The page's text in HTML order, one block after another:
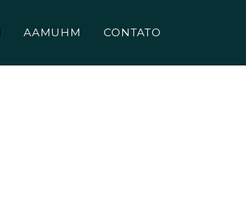
AAMUHM CONTATO